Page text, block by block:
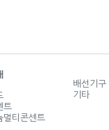
트
멀티콘센트
배선기구
기타